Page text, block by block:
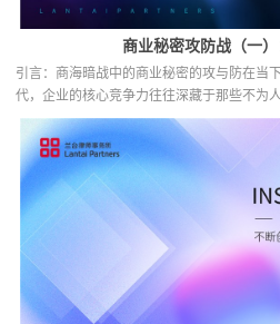
商业秘密攻防战（一
引言：商海暗战中的商业秘密的攻与防在当
代，企业的核心竞争力往往深藏于那些不为